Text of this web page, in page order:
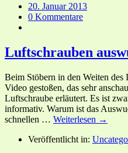
20. Januar 2013
0 Kommentare
Luftschrauben
Beim Stöbern in den Weiten des
Video gestoßen, das sehr
Luftschraube erläutert. Es ist
informativ. Warum ist das
schnellen … Weiterlesen →
Veröffentlicht in: